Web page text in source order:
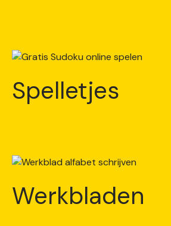
Spelletjes
Werkbladen